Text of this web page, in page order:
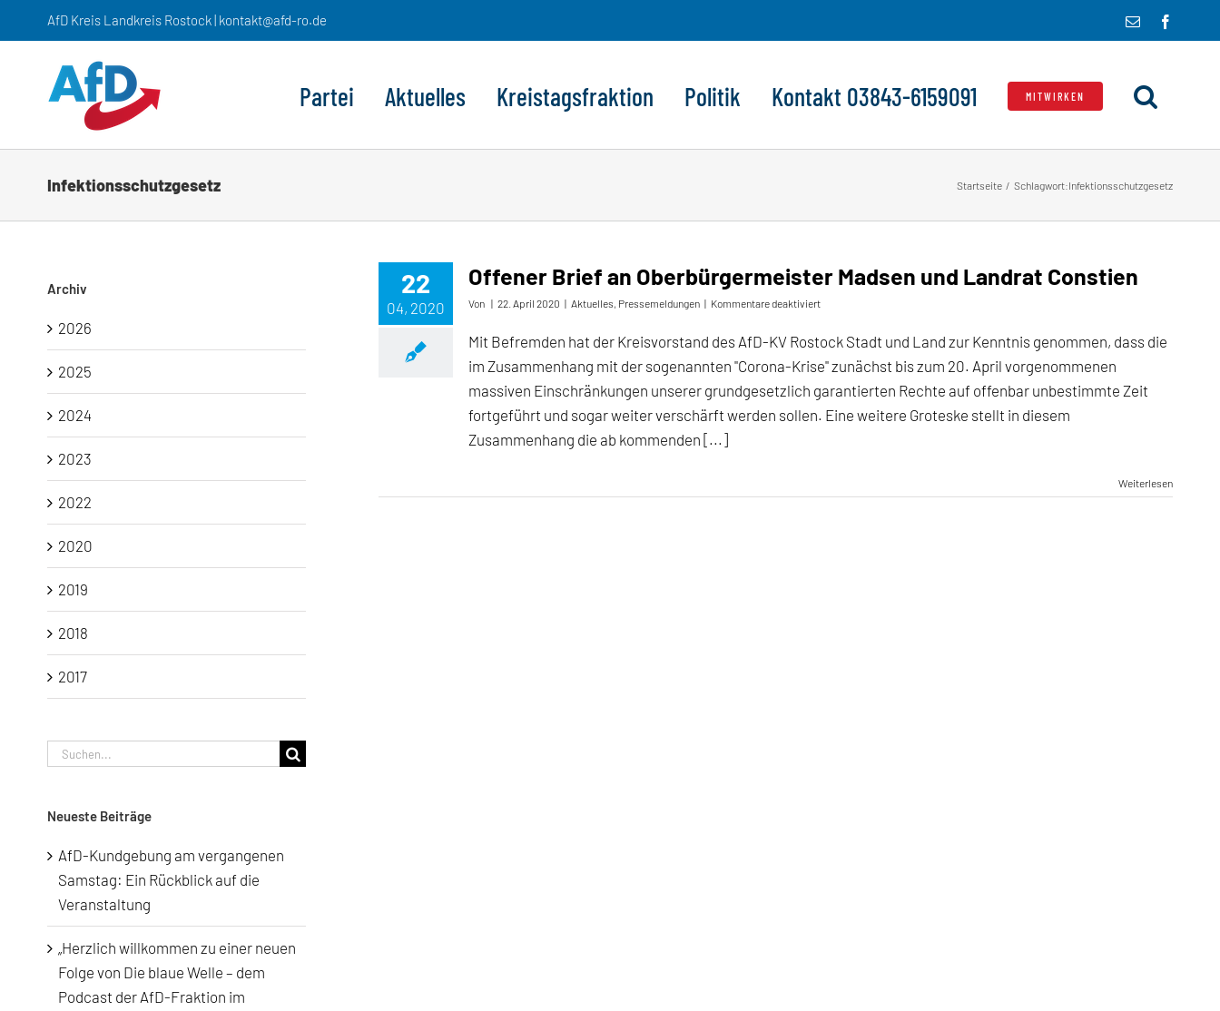
AfD Kreis Landkreis Rostock | kontakt@afd-ro.de
E-
Partei Aktuelles Kreistagsfraktion Politik Kontakt 03843-6159091 MITWIRKEN
Infektionsschutzgesetz Startseite Schlagwort:Infektionsschutzgesetz
22
04, 2020
Offener Brief an Oberbürgermeister Madsen und Landrat Constien
Von | 22. April 2020 | Aktuelles, Pressemeldungen | Kommentare deaktiviertfür
Brief
an
Oberbürgermeister
Madsen
und
Landrat
Mit Befremden hat der Kreisvorstand des AfD-KV Rostock Stadt und Land zur Kenntnis genommen, dass die
im Zusammenhang mit der sogenannten "Corona-Krise" zunächst bis zum 20. April vorgenommenen
massiven Einschränkungen unserer grundgesetzlich garantierten Rechte auf offenbar unbestimmte Zeit
fortgeführt und sogar weiter verschärft werden sollen. Eine weitere Groteske stellt in diesem
Zusammenhang die ab kommenden [...]
Weiterlesen
Archiv
2026
2025
2024
2023
2022
2020
2019
2018
2017
Suche
Neueste Beiträge
AfD-Kundgebung am vergangenen
Samstag: Ein Rückblick auf die
Veranstaltung
„Herzlich willkommen zu einer neuen
Folge von Die blaue Welle – dem
Podcast der AfD-Fraktion im